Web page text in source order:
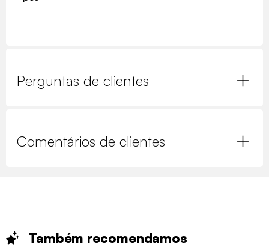
Perguntas de clientes
Comentários de clientes
Também recomendamos